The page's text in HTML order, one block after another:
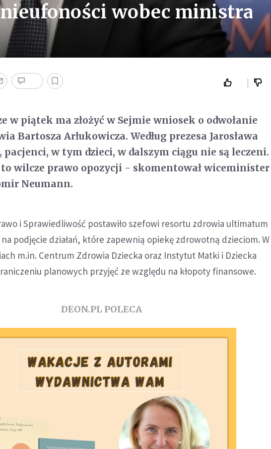
wobec ministra
w piątek ma złożyć w Sejmie wniosek o odwołanie
Bartosza Arłukowicza. Według prezesa Jarosława
pacjenci, w tym dzieci, w dalszym ciągu nie są leczeni.
wilcze prawo opozycji - skomentował wiceminister
Neumann.
i Sprawiedliwość postawiło szefowi resortu zdrowia ultimatum
na podjęcie działań, które zapewnią opiekę zdrowotną dzieciom. W
m.in. Centrum Zdrowia Dziecka oraz Instytut Matki i Dziecka
planowych przyjęć ze względu na kłopoty finansowe.
DEON.PL POLECA